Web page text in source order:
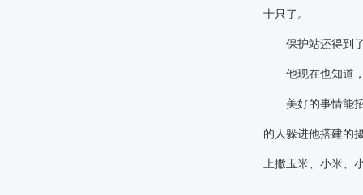
十只了。
保护站还得到了
他现在也知道，
美好的事情能招
的人躲进他搭建的
上撒玉米、小米、